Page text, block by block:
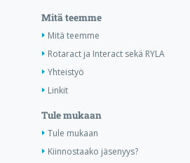
Mitä teemme
Mitä teemme
Rotaract ja Interact sekä RYLA
Yhteistyö
Linkit
Tule mukaan
Tule mukaan
Kiinnostaako jäsenyys?